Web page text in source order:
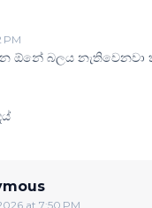
PM
ඕනේ බලය නැතිවෙනවා
at 7:50 PM